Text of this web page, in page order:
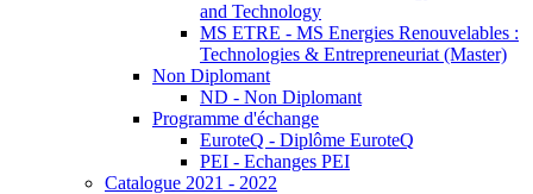
and Technology
MS ETRE - MS Energies Renouvelables :
Technologies & Entrepreneuriat (Master)
Non Diplomant
ND - Non Diplomant
Programme d'échange
EuroteQ - Diplôme EuroteQ
PEI - Echanges PEI
Catalogue 2021 - 2022